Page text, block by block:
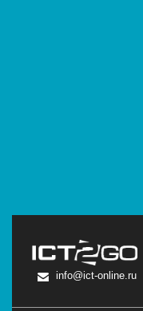
info@ict-online.ru